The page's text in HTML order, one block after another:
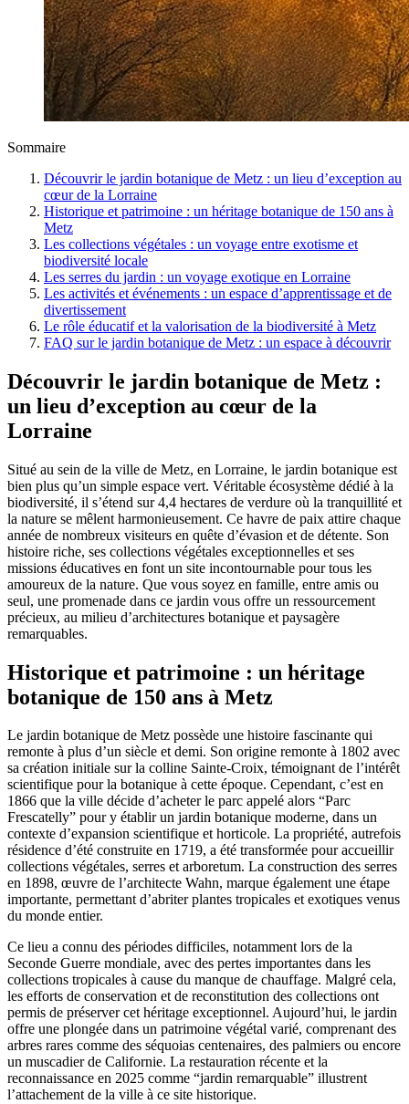
Sommaire
Découvrir le jardin botanique de Metz : un lieu d’exception au
cœur de la Lorraine
Historique et patrimoine : un héritage botanique de 150 ans à
Metz
Les collections végétales : un voyage entre exotisme et
biodiversité locale
Les serres du jardin : un voyage exotique en Lorraine
Les activités et événements : un espace d’apprentissage et de
divertissement
Le rôle éducatif et la valorisation de la biodiversité à Metz
FAQ sur le jardin botanique de Metz : un espace à découvrir
Découvrir le jardin botanique de Metz :
un lieu d’exception au cœur de la
Lorraine
Situé au sein de la ville de Metz, en Lorraine, le jardin botanique est
bien plus qu’un simple espace vert. Véritable écosystème dédié à la
biodiversité, il s’étend sur 4,4 hectares de verdure où la tranquillité et
la nature se mêlent harmonieusement. Ce havre de paix attire chaque
année de nombreux visiteurs en quête d’évasion et de détente. Son
histoire riche, ses collections végétales exceptionnelles et ses
missions éducatives en font un site incontournable pour tous les
amoureux de la nature. Que vous soyez en famille, entre amis ou
seul, une promenade dans ce jardin vous offre un ressourcement
précieux, au milieu d’architectures botanique et paysagère
remarquables.
Historique et patrimoine : un héritage
botanique de 150 ans à Metz
Le jardin botanique de Metz possède une histoire fascinante qui
remonte à plus d’un siècle et demi. Son origine remonte à 1802 avec
sa création initiale sur la colline Sainte-Croix, témoignant de l’intérêt
scientifique pour la botanique à cette époque. Cependant, c’est en
1866 que la ville décide d’acheter le parc appelé alors “Parc
Frescatelly” pour y établir un jardin botanique moderne, dans un
contexte d’expansion scientifique et horticole. La propriété, autrefois
résidence d’été construite en 1719, a été transformée pour accueillir
collections végétales, serres et arboretum. La construction des serres
en 1898, œuvre de l’architecte Wahn, marque également une étape
importante, permettant d’abriter plantes tropicales et exotiques venus
du monde entier.
Ce lieu a connu des périodes difficiles, notamment lors de la
Seconde Guerre mondiale, avec des pertes importantes dans les
collections tropicales à cause du manque de chauffage. Malgré cela,
les efforts de conservation et de reconstitution des collections ont
permis de préserver cet héritage exceptionnel. Aujourd’hui, le jardin
offre une plongée dans un patrimoine végétal varié, comprenant des
arbres rares comme des séquoias centenaires, des palmiers ou encore
un muscadier de Californie. La restauration récente et la
reconnaissance en 2025 comme “jardin remarquable” illustrent
l’attachement de la ville à ce site historique.